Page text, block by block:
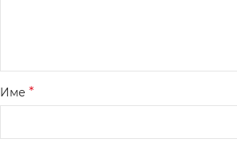
Име *